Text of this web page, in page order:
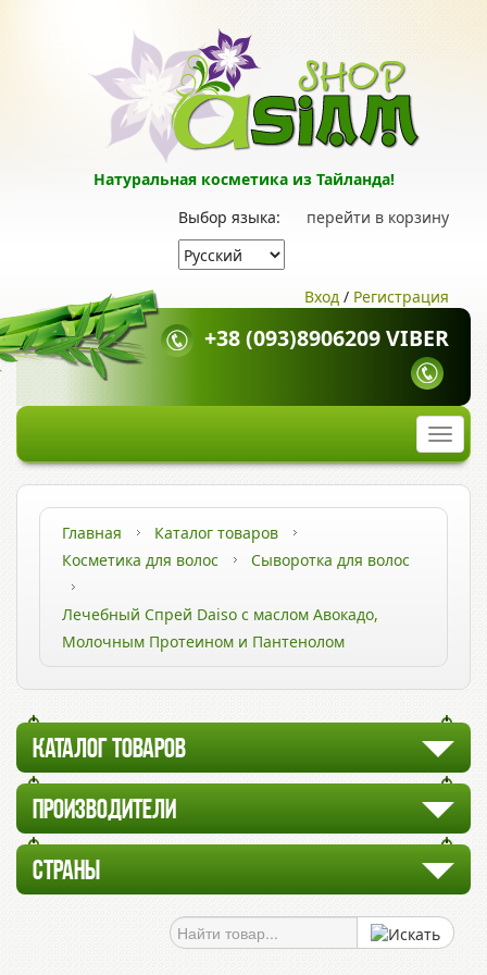
Натуральная косметика из Тайланда!
перейти в корзину
Выбор языка:
Вход / Регистрация
+38 (093)8906209 VIBER
Главная
Каталог товаров
Косметика для волос
Сыворотка для волос
Лечебный Спрей Daiso с маслом Авокадо,
Молочным Протеином и Пантенолом
КАТАЛОГ ТОВАРОВ
ПРОИЗВОДИТЕЛИ
СТРАНЫ